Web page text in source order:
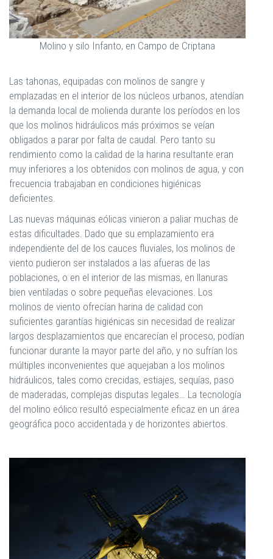
Molino y silo Infanto, en Campo de Criptana
Las tahonas, equipadas con molinos de sangre y
emplazadas en el interior de los núcleos urbanos, atendían
la demanda local de molienda durante los períodos en los
que los molinos hidráulicos más próximos se veían
obligados a parar por falta de caudal. Pero tanto su
rendimiento como la calidad de la harina resultante eran
muy inferiores a los obtenidos con molinos de agua, y con
frecuencia trabajaban en condiciones higiénicas
deficientes.
Las nuevas máquinas eólicas vinieron a paliar muchas de
estas dificultades. Dado que su emplazamiento era
independiente del de los cauces fluviales, los molinos de
viento pudieron ser instalados a las afueras de las
poblaciones, o en el interior de las mismas, en llanuras
bien ventiladas o sobre pequeñas elevaciones. Los
molinos de viento ofrecían harina de calidad con
suficientes garantías higiénicas sin necesidad de realizar
largos desplazamientos que encarecían el proceso, podían
funcionar durante la mayor parte del año, y no sufrían los
múltiples inconvenientes que aquejaban a los molinos
hidráulicos, tales como crecidas, estiajes, sequías, paso
de maderadas, complejas disputas legales… La tecnología
del molino eólico resultó especialmente eficaz en un área
geográfica poco accidentada y de horizontes abiertos.